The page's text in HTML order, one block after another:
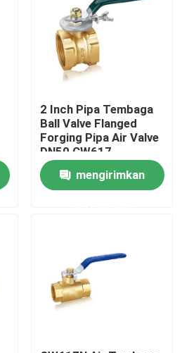
2 Inch Pipa Tembaga
Ball Valve Flanged
Forging Pipa Air Valve
DN50 CW617
mengirimkan